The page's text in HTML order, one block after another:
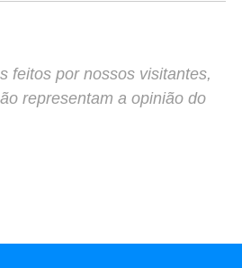
feitos por nossos visitantes,
representam a opinião do